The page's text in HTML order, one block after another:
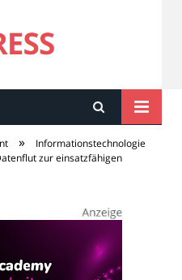
PRESS
» Informationstechnologie
zur einsatzfähigen